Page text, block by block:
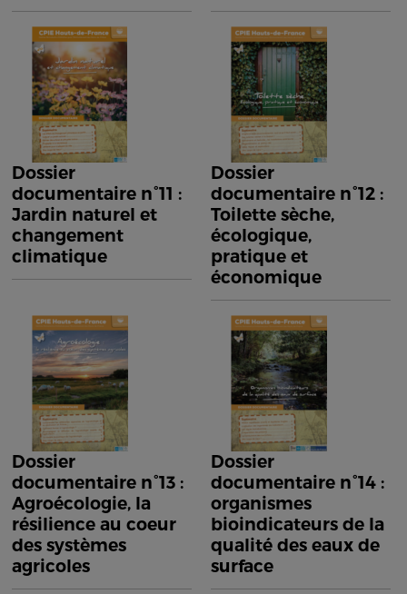
Dossier
documentaire n°11 :
Jardin naturel et
changement
climatique
Dossier
documentaire n°12 :
Toilette sèche,
écologique,
pratique et
économique
Dossier
documentaire n°13 :
Agroécologie, la
résilience au coeur
des systèmes
agricoles
Dossier
documentaire n°14 :
organismes
bioindicateurs de la
qualité des eaux de
surface